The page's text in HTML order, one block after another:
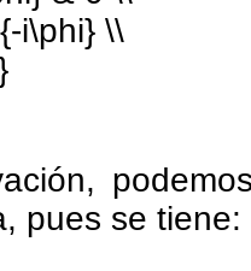
i\phi} \\
pues se tiene: